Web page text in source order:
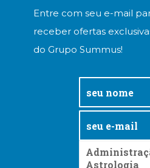
Entre com seu e-mail
receber ofertas
do Grupo Summus!